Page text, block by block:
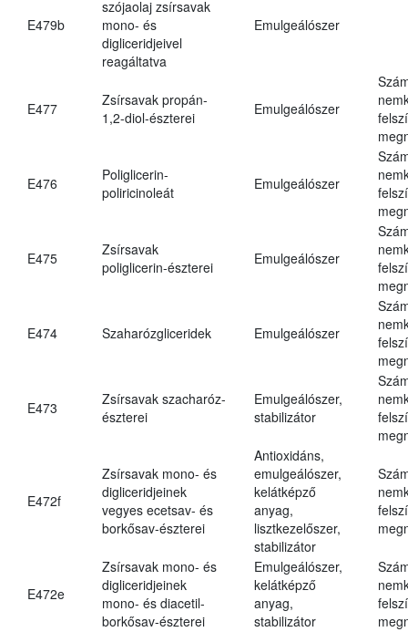
E479b
szójaolaj zsírsavak
mono- és
digliceridjeivel
reagáltatva
Emulgeálószer
E477
Zsírsavak propán-
1,2-diol-észterei
Emulgeálószer
E476
Poliglicerin-
poliricinoleát
Emulgeálószer
E475
Zsírsavak
poliglicerin-észterei
Emulgeálószer
E474 Szaharózgliceridek Emulgeálószer
E473
Zsírsavak szacharóz-
észterei
Emulgeálószer,
stabilizátor
E472f
Zsírsavak mono- és
digliceridjeinek
vegyes ecetsav- és
borkősav-észterei
Antioxidáns,
emulgeálószer,
kelátképző
anyag,
lisztkezelőszer,
stabilizátor
E472e
Zsírsavak mono- és
digliceridjeinek
mono- és diacetil-
borkősav-észterei
Emulgeálószer,
kelátképző
anyag,
stabilizátor